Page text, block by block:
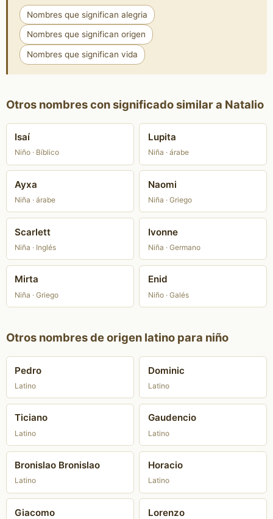
Nombres que significan alegria
Nombres que significan origen
Nombres que significan vida
Otros nombres con significado similar a Natalio
Isaí
Niño · Bíblico
Lupita
Niña · árabe
Ayxa
Niña · árabe
Naomi
Niña · Griego
Scarlett
Niña · Inglés
Ivonne
Niña · Germano
Mirta
Niña · Griego
Enid
Niño · Galés
Otros nombres de origen latino para niño
Pedro
Latino
Dominic
Latino
Ticiano
Latino
Gaudencio
Latino
Bronislao Bronislao
Latino
Horacio
Latino
Giacomo Lorenzo